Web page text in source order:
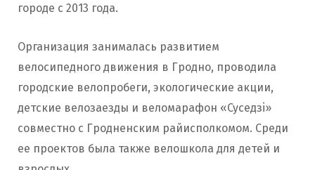
городе с 2013 года.
Организация занималась развитием
велосипедного движения в Гродно, проводила
городские велопробеги, экологические акции,
детские велозаезды и веломарафон «Суседзi»
совместно с Гродненским райисполкомом. Среди
ее проектов была также велошкола для детей и